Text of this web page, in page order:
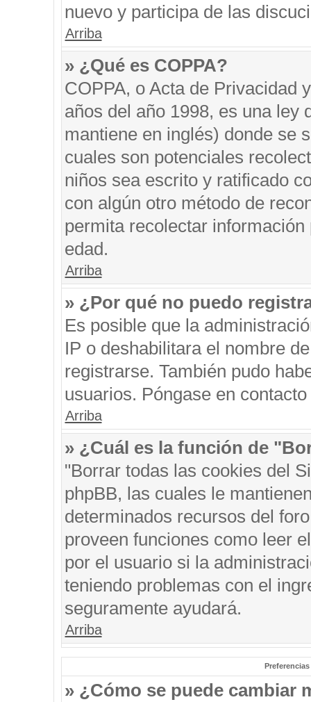
nuevo y participa de las
Arriba
» ¿Qué es COPPA?
COPPA, o Acta de Privacidad
años del año 1998, es una ley
mantiene en inglés) donde se
cuales son potenciales
niños sea escrito y ratificado
con algún otro método de
permita recolectar
edad.
Arriba
» ¿Por qué no puedo
Es posible que la
IP o deshabilitara el nombre
registrarse. También pudo
usuarios. Póngase en
Arriba
» ¿Cuál es la función de
"Borrar todas las cookies del
phpBB, las cuales le
determinados recursos del
proveen funciones como leer
por el usuario si la
teniendo problemas con el
seguramente ayudará.
Arriba
» ¿Cómo se puede cambiar